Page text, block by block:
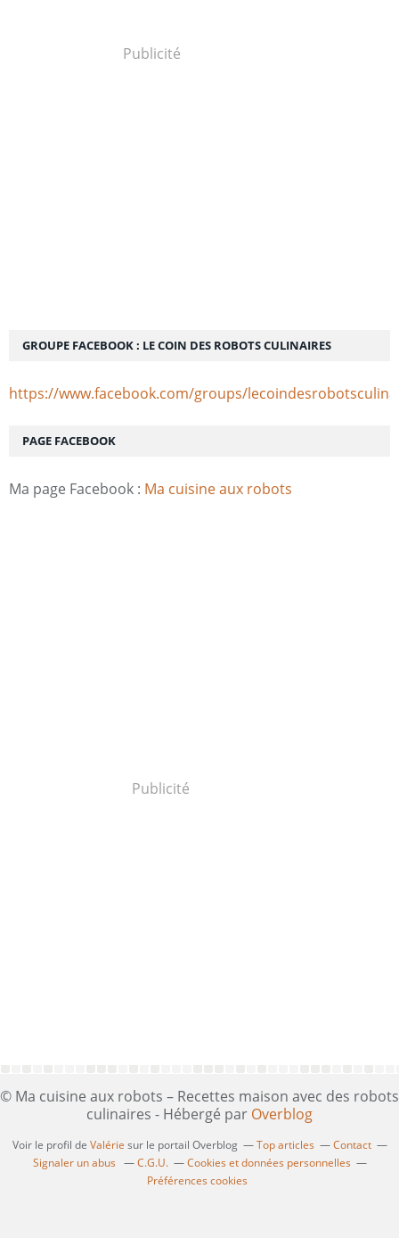
Publicité
PAGE FACEBOOK
Ma page Facebook : Ma cuisine aux robots
GROUPE FACEBOOK : LE COIN DES ROBOTS CULINAIRES
https://www.facebook.com/groups/
Publicité
© Ma cuisine aux robots – Recettes maison avec des robots
culinaires - Hébergé par Overblog
Voir le profil de Valérie sur le portail Overblog Top articles
Contact
Signaler un abus
C.G.U.
Cookies et données personnelles
Préférences cookies